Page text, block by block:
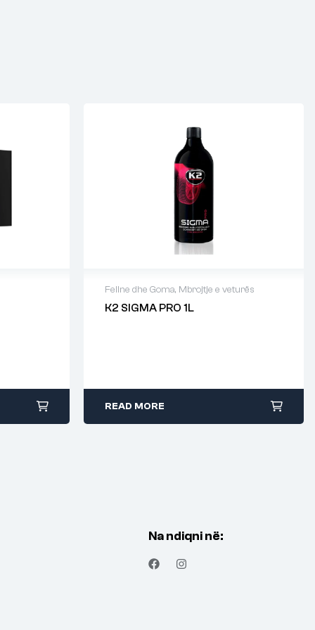
Fellne dhe Goma, Mbrojtje e veturës
K2 SIGMA PRO 1L
READ MORE
Na ndiqni në: